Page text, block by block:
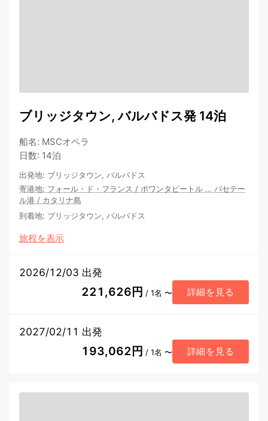
ブリッジタウン, バルバドス発 14泊
船名: MSCオペラ
日数: 14泊
出発地: ブリッジタウン, バルバドス
寄港地: フォール・ド・フランス / ポワンタピートル … バセテー
ル港 / カタリナ島
到着地: ブリッジタウン, バルバドス
旅程を表示
2026/12/03 出発
221,626円 / 1名 〜 詳細を見る
2027/02/11 出発
193,062円 / 1名 〜 詳細を見る